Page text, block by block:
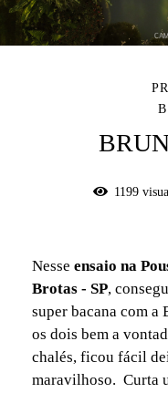
1199
Nesse ensaio na
Brotas - SP,
super bacana com
os dois bem a
chalés, ficou fácil
maravilhoso. Curta